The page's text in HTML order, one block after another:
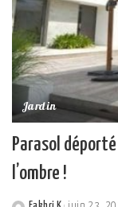
Jardin
Parasol
l’ombre !